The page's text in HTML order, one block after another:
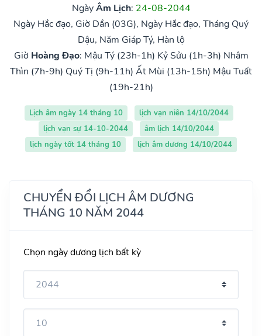
NgàyÂm Lịch: 24-08-2044
Ngày Hắc đạo, Giờ Dần (03G), Ngày Hắc đạo, Tháng Quý
Dậu, Năm Giáp Tý, Hàn lộ
Giờ Hoàng Đạo: Mậu Tý (23h-1h) Kỷ Sửu (1h-3h) Nhâm
Thìn (7h-9h) Quý Tị (9h-11h) Ất Mùi (13h-15h) Mậu Tuất
(19h-21h)
Lịch âm ngày 14 tháng 10
lịch vạn niên 14/10/2044
lịch vạn sự 14-10-2044
âm lịch 14/10/2044
lịch ngày tốt 14 tháng 10
lịch âm dương 14/10/2044
CHUYỂN ĐỔI LỊCH ÂM DƯƠNG
THÁNG 10 NĂM 2044
Chọn ngày dương lịch bất kỳ